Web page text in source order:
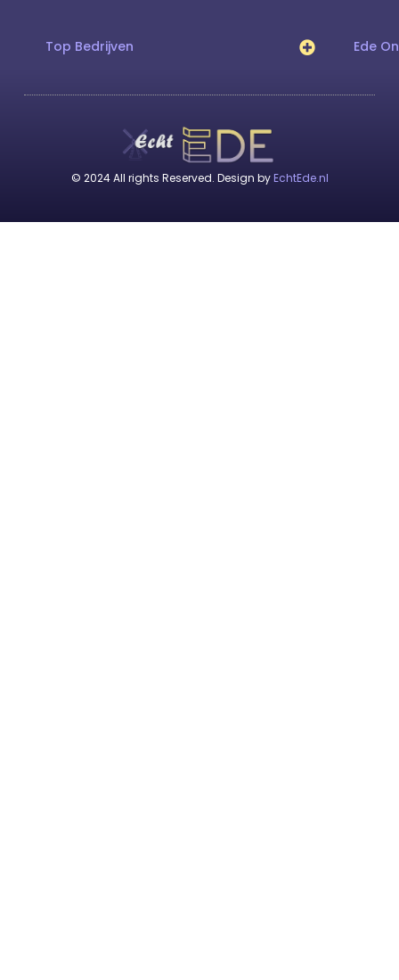
Top Bedrijven Ede
© 2024 All rights Reserved. Design by EchtEde.nl